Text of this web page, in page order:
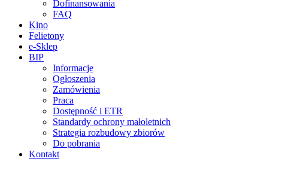
Dofinansowania
FAQ
Kino
Felietony
e-Sklep
BIP
Informacje
Ogłoszenia
Zamówienia
Praca
Dostępność i ETR
Standardy ochrony małoletnich
Strategia rozbudowy zbiorów
Do pobrania
Kontakt